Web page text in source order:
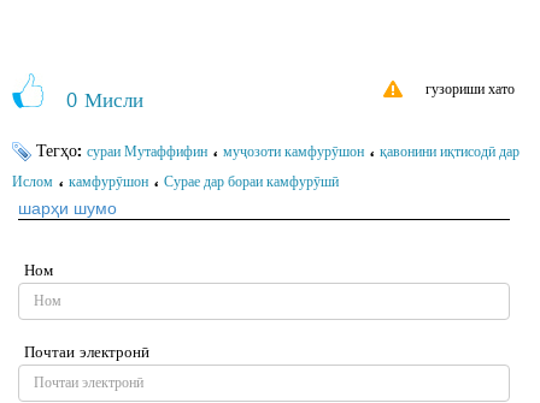
0 Мисли гузориши хато
Тегҳо: сураи Мутаффифин ، муҷозоти камфурӯшон ، қавонини иқтисодӣ дар
Ислом ، камфурӯшон ، Сурае дар бораи камфурӯшӣ
шарҳи шумо
Ном
Почтаи электронӣ